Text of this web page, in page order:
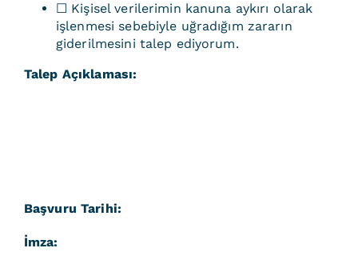
☐ Kişisel verilerimin kanuna aykırı olarak
işlenmesi sebebiyle uğradığım zararın
giderilmesini talep ediyorum.
Talep Açıklaması:
Başvuru Tarihi:
İmza: